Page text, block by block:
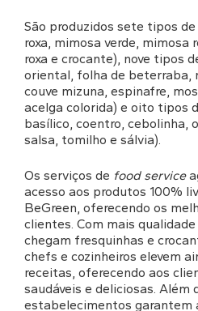
São produzidos sete tipos
roxa, mimosa verde, mimosa
roxa e crocante), nove tipos
oriental, folha de beterraba,
couve mizuna, espinafre,
acelga colorida) e oito tipos
basílico, coentro, cebolinha,
salsa, tomilho e sálvia).
Os serviços de food service
acesso aos produtos 100%
BeGreen, oferecendo os
clientes. Com mais
chegam fresquinhas e
chefs e cozinheiros elevem
receitas, oferecendo aos
saudáveis e deliciosas. Além
estabelecimentos garantem